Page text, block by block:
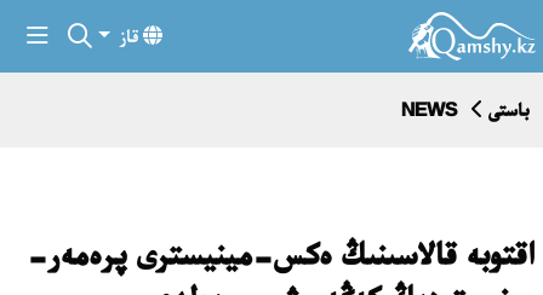
قاز
باستى NEWS
اقتوبە قالاسىنىڭ ەكس-مينيسترى پرەمەر-